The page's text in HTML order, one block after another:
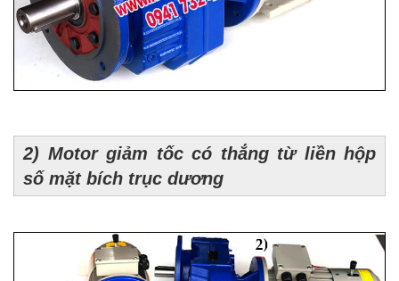
2) Motor giảm tốc có thắng từ liền hộp
số mặt bích trục dương